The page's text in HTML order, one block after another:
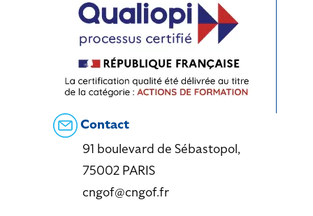
Contact
91 boulevard de Sébastopol,
75002 PARIS
cngof@cngof.fr